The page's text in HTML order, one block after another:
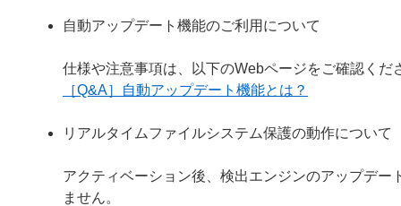
自動アップデート機能のご利用について
仕様や注意事項は、以下のWebページをご確認くだ
［Q&A］自動アップデート機能とは？
リアルタイムファイルシステム保護の動作について
アクティベーション後、検出エンジンのアップデ
ません。